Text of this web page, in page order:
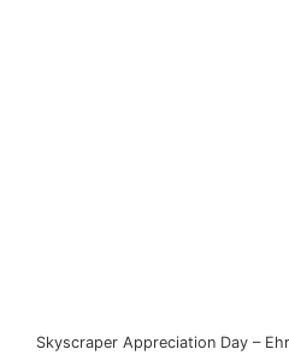
Skyscraper Appreciation Day –